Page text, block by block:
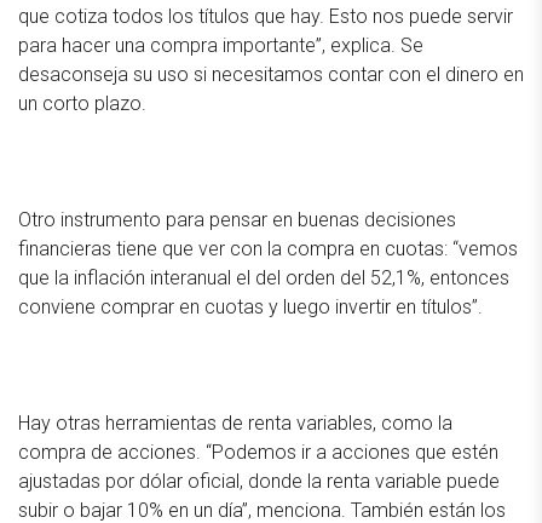
que cotiza todos los títulos que hay. Esto nos puede servir
para hacer una compra importante”, explica. Se
desaconseja su uso si necesitamos contar con el dinero en
un corto plazo.
Otro instrumento para pensar en buenas decisiones
financieras tiene que ver con la compra en cuotas: “vemos
que la inflación interanual el del orden del 52,1%, entonces
conviene comprar en cuotas y luego invertir en títulos”.
Hay otras herramientas de renta variables, como la
compra de acciones. “Podemos ir a acciones que estén
ajustadas por dólar oficial, donde la renta variable puede
subir o bajar 10% en un día”, menciona. También están los